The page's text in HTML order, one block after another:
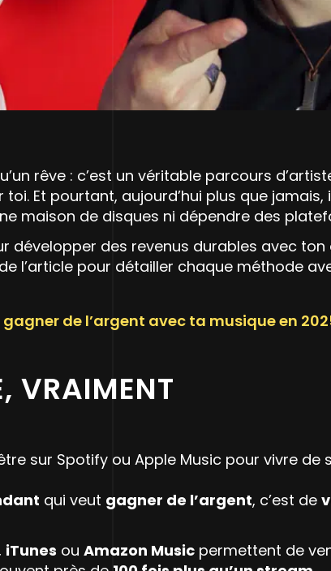
rêve : c’est un véritable parcours
Et pourtant, aujourd’hui plus que jamais,
maison de disques ni dépendre des
développer des revenus durables avec ton
l’article pour détailler chaque méthode
gagner de l’argent avec ta musique en
VRAIMENT
sur Spotify ou Apple Music pour vivre de
qui veut gagner de l’argent, c’est de
iTunes ou Amazon Music permettent de